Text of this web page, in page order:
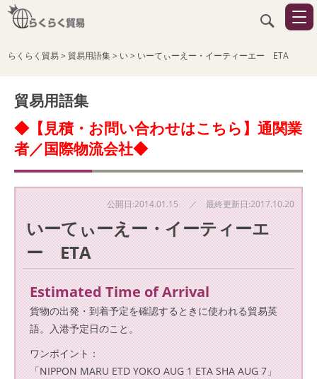
らくらく貿易> 貿易用語集> い> いーてぃーえー・イーティーエー ETA
貿易用語集
◆【見積・お問い合わせはこちら】通関業
者／国際物流会社◆
公開日:2014.01.15 ／ 最終更新日:2017.10.20
いーてぃーえー・イーティーエ
ー ETA
Estimated Time of Arrival
貨物の出発・到着予定を確認するときに使われる貿易英
語。入港予定日のこと。
ワンポイント：
「NIPPON MARU ETD YOKO AUG 1 ETA SHA AUG 7」